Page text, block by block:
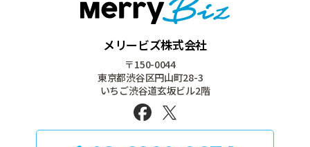
メリービズ株式会社
〒150-0044
東京都渋谷区円山町28-3
いちご渋谷道玄坂ビル2階